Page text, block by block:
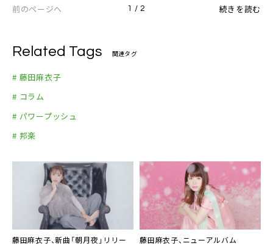
前のページへ 1 / 2 続きを読む
Related Tags 関連タグ
# 藤田麻衣子
# コラム
# パワープッシュ
# 邦楽
藤田麻衣子、新曲「朝月夜」リリー
藤田麻衣子、ニューアルバム